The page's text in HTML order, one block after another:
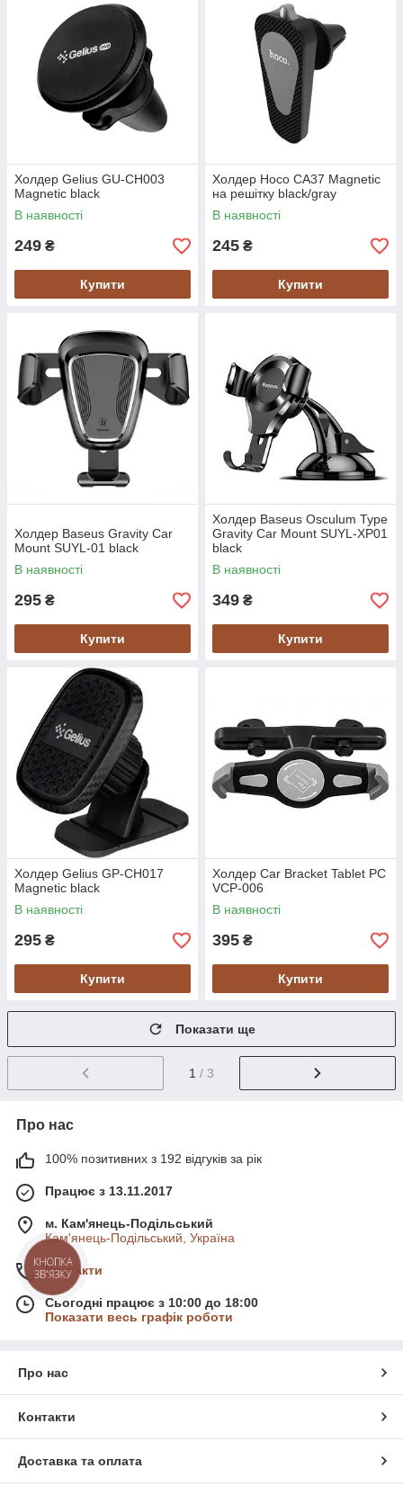
Холдер Gelius GU-CH003
Magnetic black
В наявності
249 ₴
Купити
Холдер Hoco CA37 Magnetic
на решітку black/gray
В наявності
245 ₴
Купити
Холдер Baseus Gravity Car
Mount SUYL-01 black
В наявності
295 ₴
Купити
Холдер Baseus Osculum Type
Gravity Car Mount SUYL-XP01
black
В наявності
349 ₴
Купити
Холдер Gelius GP-CH017
Magnetic black
В наявності
295 ₴
Купити
Холдер Car Bracket Tablet PC
VCP-006
В наявності
395 ₴
Купити
Показати ще
1 / 3
Про нас
100% позитивних з 192 відгуків за рік
Працює з 13.11.2017
м. Кам'янець-Подільський
Кам'янець-Подільський, Україна
Контакти
Сьогодні працює з 10:00 до 18:00
Показати весь графік роботи
Про нас
Контакти
Доставка та оплата
КНОПКА
ЗВ'ЯЗКУ